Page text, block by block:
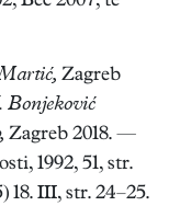
Zagreb
Bonjeković
Zagreb 2018. —
1992, 51, str.
18. III, str. 24–25.